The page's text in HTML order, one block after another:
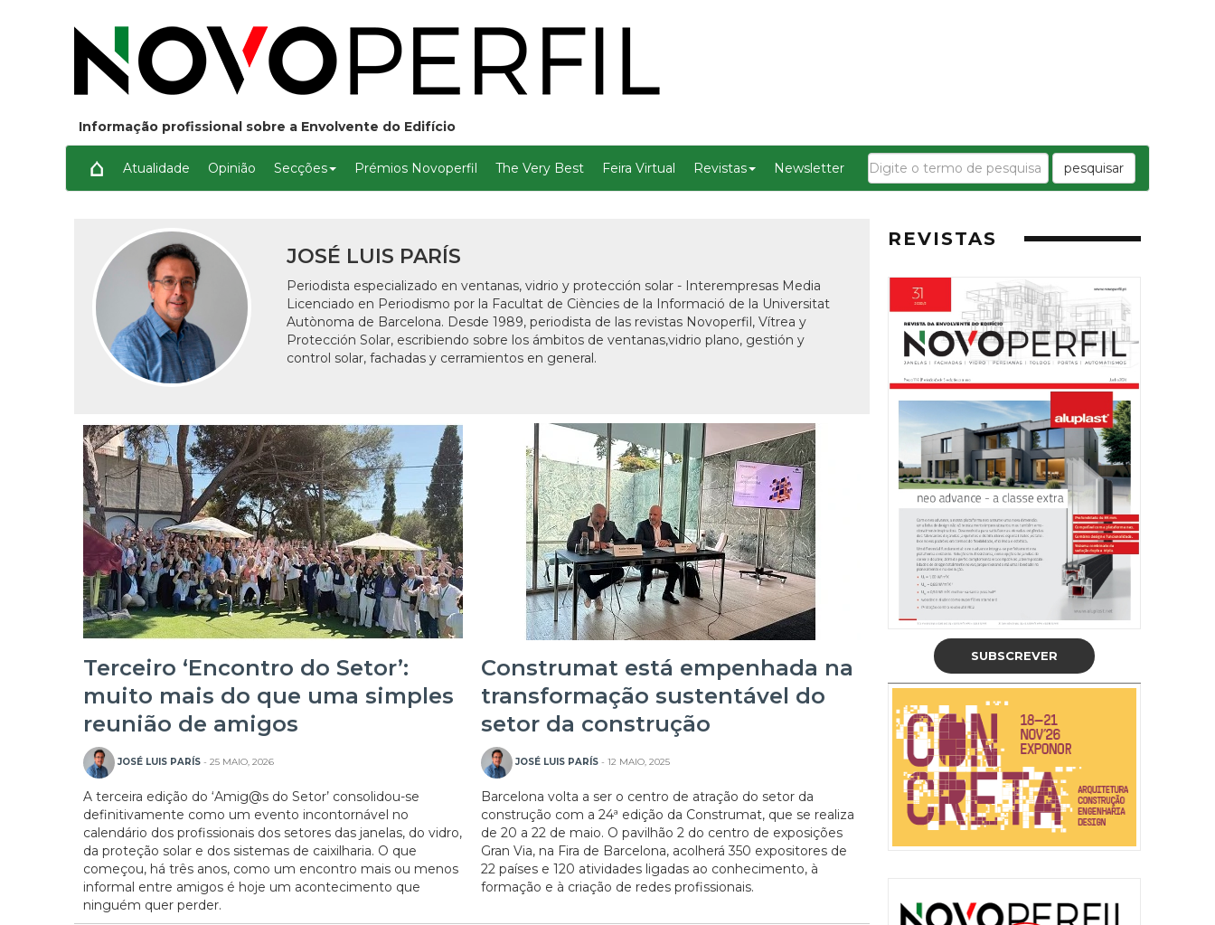
Informação profissional sobre a Envolvente do Edifício
Atualidade Opinião Secções Prémios Novoperfil The Very Best Feira Virtual Revistas Newsletter pesquisar
JOSÉ LUIS PARÍS
Periodista especializado en ventanas, vidrio y protección solar - Interempresas Media
Licenciado en Periodismo por la Facultat de Ciències de la Informació de la Universitat
Autònoma de Barcelona. Desde 1989, periodista de las revistas Novoperfil, Vítrea y
Protección Solar, escribiendo sobre los ámbitos de ventanas,vidrio plano, gestión y
control solar, fachadas y cerramientos en general.
Terceiro ‘Encontro do Setor’:
muito mais do que uma simples
reunião de amigos
JOSÉ LUIS PARÍS - 25 MAIO, 2026
A terceira edição do ‘Amig@s do Setor’ consolidou-se
definitivamente como um evento incontornável no
calendário dos profissionais dos setores das janelas, do vidro,
da proteção solar e dos sistemas de caixilharia. O que
começou, há três anos, como um encontro mais ou menos
informal entre amigos é hoje um acontecimento que
ninguém quer perder.
Construmat está empenhada na
transformação sustentável do
setor da construção
JOSÉ LUIS PARÍS - 12 MAIO, 2025
Barcelona volta a ser o centro de atração do setor da
construção com a 24ª edição da Construmat, que se realiza
de 20 a 22 de maio. O pavilhão 2 do centro de exposições
Gran Via, na Fira de Barcelona, acolherá 350 expositores de
22 países e 120 atividades ligadas ao conhecimento, à
formação e à criação de redes profissionais.
REVISTAS
SUBSCREVER